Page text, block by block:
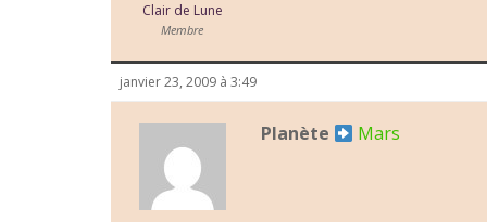
Clair de Lune
Membre
janvier 23, 2009 à 3:49
Planète Mars